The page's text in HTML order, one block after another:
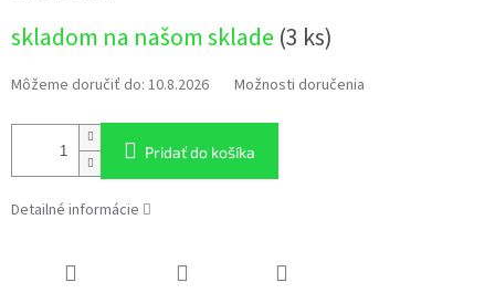
cena:
skladom na našom sklade (3 ks)
Môžeme doručiť do: 10.8.2026 Možnosti doručenia
Pridať do košíka
Detailné informácie